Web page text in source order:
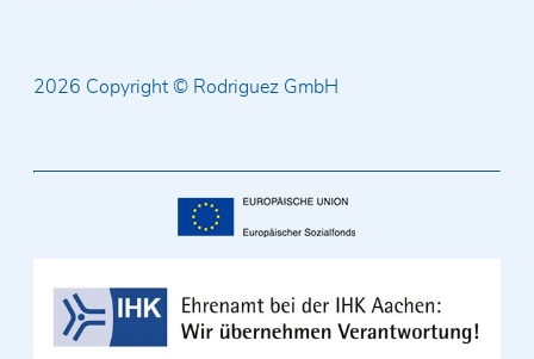
2026 Copyright © Rodriguez GmbH